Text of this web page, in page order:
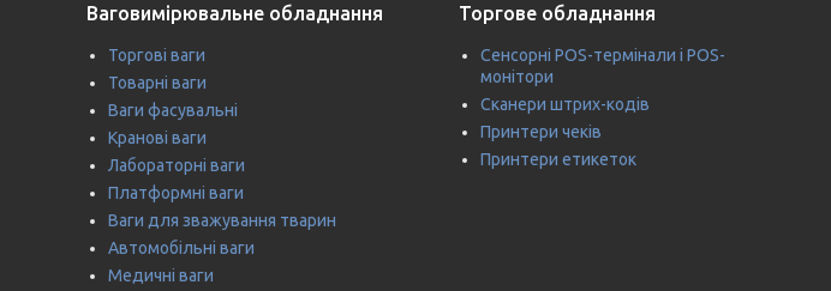
Ваговимірювальне обладнання
Торгові ваги
Товарні ваги
Ваги фасувальні
Кранові ваги
Лабораторні ваги
Платформні ваги
Ваги для зважування тварин
Автомобільні ваги
Медичні ваги
Торгове обладнання
Сенсорні POS-термінали і POS-
монітори
Сканери штрих-кодів
Принтери чеків
Принтери етикеток